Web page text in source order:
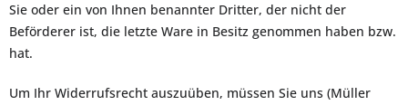
Sie oder ein von Ihnen benannter Dritter, der nicht der
Beförderer ist, die letzte Ware in Besitz genommen haben bzw.
hat.
Um Ihr Widerrufsrecht auszuüben, müssen Sie uns (Müller